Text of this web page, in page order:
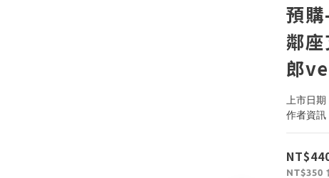
預
鄰
郎
上市日
作者資訊
NT$350